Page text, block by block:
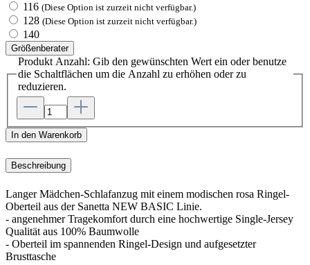
116 (Diese Option ist zurzeit nicht verfügbar.)
128 (Diese Option ist zurzeit nicht verfügbar.)
140
Größenberater
Produkt Anzahl: Gib den gewünschten Wert ein oder benutze
die Schaltflächen um die Anzahl zu erhöhen oder zu
reduzieren.
In den Warenkorb
Beschreibung
Langer Mädchen-Schlafanzug mit einem modischen rosa Ringel-
Oberteil aus der Sanetta NEW BASIC Linie.
- angenehmer Tragekomfort durch eine hochwertige Single-Jersey
Qualität aus 100% Baumwolle
- Oberteil im spannenden Ringel-Design und aufgesetzter
Brusttasche